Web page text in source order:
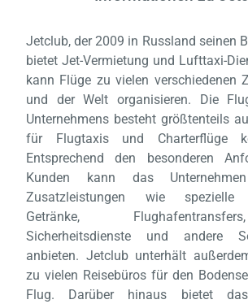
Jetclub, der 2009 in Russland seinen
bietet Jet-Vermietung und Lufttaxi-
kann Flüge zu vielen verschiedenen
und der Welt organisieren. Die
Unternehmens besteht größtenteils
für Flugtaxis und Charterflüge
Entsprechend den besonderen
Kunden kann das Unternehmen
Zusatzleistungen wie spezielle
Getränke,
Sicherheitsdienste und andere
anbieten. Jetclub unterhält
zu vielen Reisebüros für den
Flug. Darüber hinaus bietet das